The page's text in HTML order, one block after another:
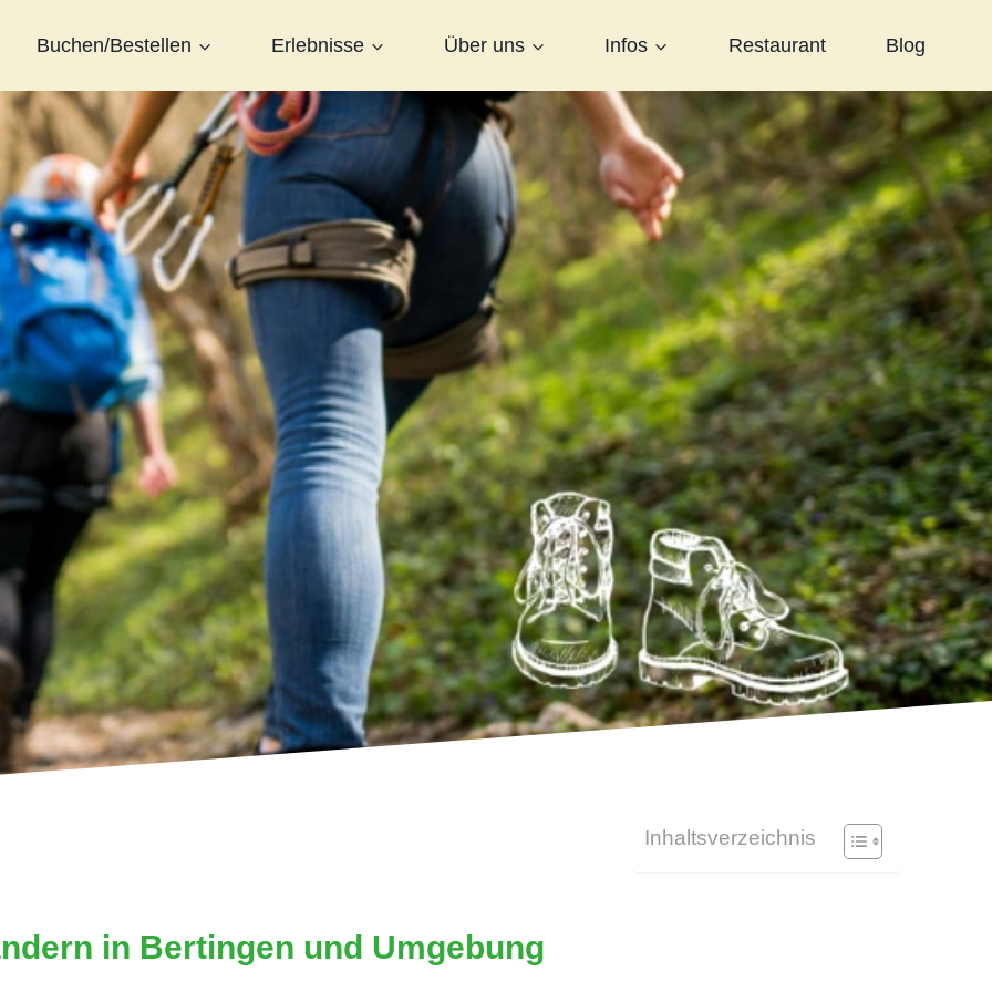
Buchen/Bestellen Erlebnisse Über uns Infos Restaurant Blog
Inhaltsverzeichnis
in Bertingen und Umgebung